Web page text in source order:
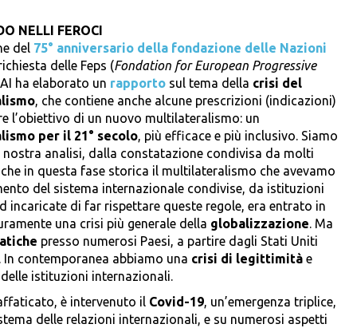
NELLI FEROCI
del 75° anniversario della fondazione delle Nazioni
delle Feps (Fondation for European Progressive
ha elaborato un rapporto sul tema della crisi del
, che contiene anche alcune prescrizioni (indicazioni)
l’obiettivo di un nuovo multilateralismo: un
per il 21° secolo, più efficace e più inclusivo. Siamo
nostra analisi, dalla constatazione condivisa da molti
in questa fase storica il multilateralismo che avevamo
del sistema internazionale condivise, da istituzioni
incaricate di far rispettare queste regole, era entrato in
una crisi più generale della globalizzazione. Ma
presso numerosi Paesi, a partire dagli Stati Uniti
contemporanea abbiamo una crisi di legittimità e
istituzioni internazionali.
è intervenuto il Covid-19, un’emergenza triplice,
delle relazioni internazionali, e su numerosi aspetti